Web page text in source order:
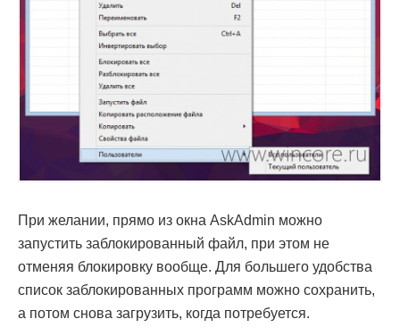
При желании, прямо из окна AskAdmin можно
запустить заблокированный файл, при этом не
отменяя блокировку вообще. Для большего удобства
список заблокированных программ можно сохранить,
а потом снова загрузить, когда потребуется.